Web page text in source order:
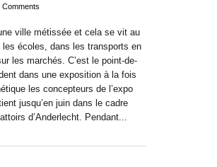
Comments
ville métissée et cela se vit au
les écoles, dans les transports en
les marchés. C’est le point-de-
dans une exposition à la fois
les concepteurs de l’expo
jusqu’en juin dans le cadre
d’Anderlecht. Pendant...